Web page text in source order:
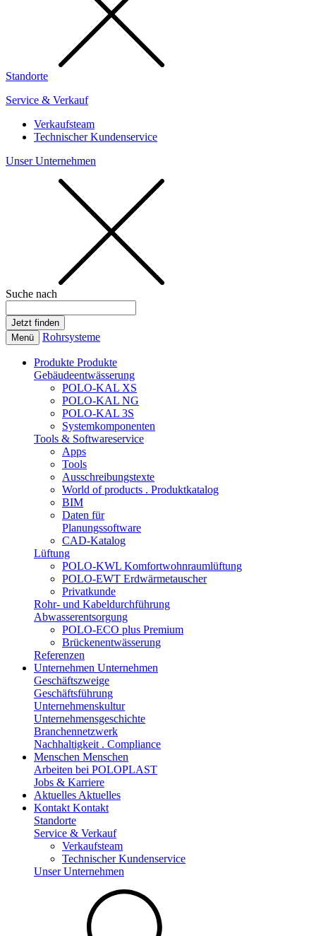
Standorte
Service & Verkauf
Verkaufsteam
Technischer Kundenservice
Unser Unternehmen
Suche nach
Menü Rohrsysteme
Produkte Produkte
Gebäudeentwässerung
POLO-KAL XS
POLO-KAL NG
POLO-KAL 3S
Systemkomponenten
Tools & Softwareservice
Apps
Tools
Ausschreibungstexte
World of products . Produktkatalog
BIM
Daten für
Planungssoftware
CAD-Katalog
Lüftung
POLO-KWL Komfortwohnraumlüftung
POLO-EWT Erdwärmetauscher
Privatkunde
Rohr- und Kabeldurchführung
Abwasserentsorgung
POLO-ECO plus Premium
Brückenentwässerung
Referenzen
Unternehmen Unternehmen
Geschäftszweige
Geschäftsführung
Unternehmenskultur
Unternehmensgeschichte
Branchennetzwerk
Nachhaltigkeit . Compliance
Menschen Menschen
Arbeiten bei POLOPLAST
Jobs & Karriere
Aktuelles Aktuelles
Kontakt Kontakt
Standorte
Service & Verkauf
Verkaufsteam
Technischer Kundenservice
Unser Unternehmen